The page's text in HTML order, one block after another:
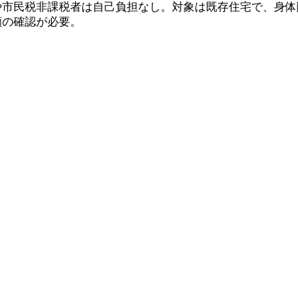
民税非課税者は自己負担なし。対象は既存住宅で、身
確認が必要。